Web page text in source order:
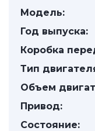
Модель:
Год выпуска:
Коробка
Тип
Объем
Привод:
Состояние: